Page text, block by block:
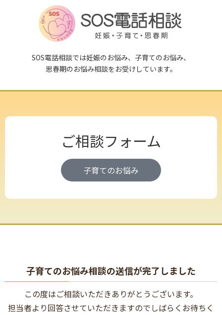
SOS電話相談では妊娠のお悩み、子育てのお悩み、
思春期のお悩み相談をお受けしています。
ご相談フォーム
子育てのお悩み
子育てのお悩み相談の送信が完了しました
この度はご相談いただきありがとうございます。
担当者より回答させていただきますのでしばらくお待ちく